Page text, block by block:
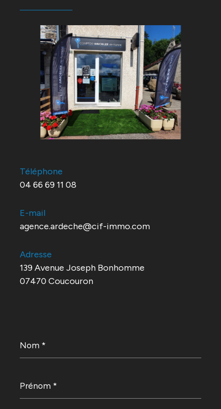
Téléphone
04 66 69 11 08
E-mail
agence.ardeche@cif-immo.com
Adresse
139 Avenue Joseph Bonhomme
07470 Coucouron
*
*